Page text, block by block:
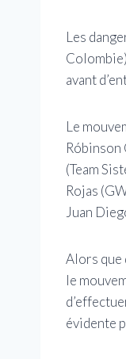
Les
avant
Le
Róbinson
(Team
Rojas
Juan
Alors que
le
évidente